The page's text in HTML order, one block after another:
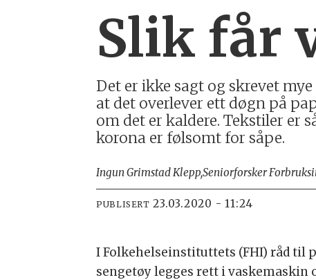
Slik får
Det er ikke sagt og skrevet
at det overlever ett døgn på
om det er kaldere. Tekstiler er
korona er følsomt for såpe.
Ingun Grimstad Klepp,Seniorforsker
PUBLISERT 23.03.2020 - 11:24
I Folkehelseinstituttets (FHI) råd til
sengetøy legges rett i